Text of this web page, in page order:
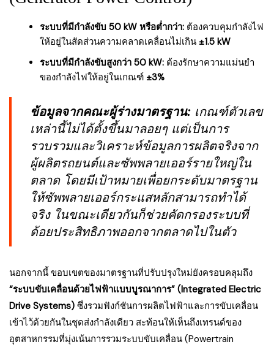
ระบบที่มีกำลังขับ 50 kW หรือต่ำกว่า: ต้องควบคุมกำลังไฟ
ให้อยู่ในสัดส่วนความคลาดเคลื่อนไม่เกิน ±1.5 kW
ระบบที่มีกำลังขับสูงกว่า 50 kW: ต้องรักษาความแม่นยำ
ของกำลังไฟให้อยู่ในเกณฑ์ ±3%
ข้อมูลจากคณะผู้ร่างมาตรฐาน: เกณฑ์ตัวเลข
เหล่านี้ไม่ได้ตั้งขึ้นมาลอยๆ แต่เป็นการ
รวบรวมและวิเคราะห์ข้อมูลการผลิตจริงจาก
ผู้ผลิตรถยนต์และซัพพลายเออร์รายใหญ่ใน
ตลาด โดยมีเป้าหมายเพื่อยกระดับมาตรฐาน
ให้ซัพพลายเออร์กระแสหลักสามารถทำได้
จริง ในขณะเดียวกันก็ช่วยคัดกรองระบบที่
ด้อยประสิทธิภาพออกจากตลาดไปในตัว
นอกจากนี้ ขอบเขตของมาตรฐานที่ปรับปรุงใหม่ยังครอบคลุมถึง
“ระบบขับเคลื่อนด้วยไฟฟ้าแบบบูรณาการ” (Integrated Electric
Drive Systems) ซึ่งรวมฟังก์ชันการผลิตไฟฟ้าและการขับเคลื่อน
เข้าไว้ด้วยกันในชุดส่งกำลังเดียว สะท้อนให้เห็นถึงเทรนด์ของ
อุตสาหกรรมที่มุ่งเน้นการรวมระบบขับเคลื่อน (Powertrain